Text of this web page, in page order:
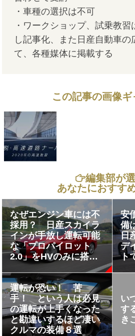
・車種の選択は不可
・ワークショップ、試乗教
し記事化、また日産自動車の
て、各種媒体に掲載する
この記事の画像ギ
編集部が
あなたにおすす
なぜエンジン車には不
採用？ 日産スカイラ
インが手放し運転可能
な「プロパイロット
2.0」をHVのみに搭載
したワケ
安
備
日
デ
ト
運転が恐い！ 苦
手！ という人は必見
の運転が上手くなった
と勘違いするほど凄い
クルマの装備８選
い
す
き